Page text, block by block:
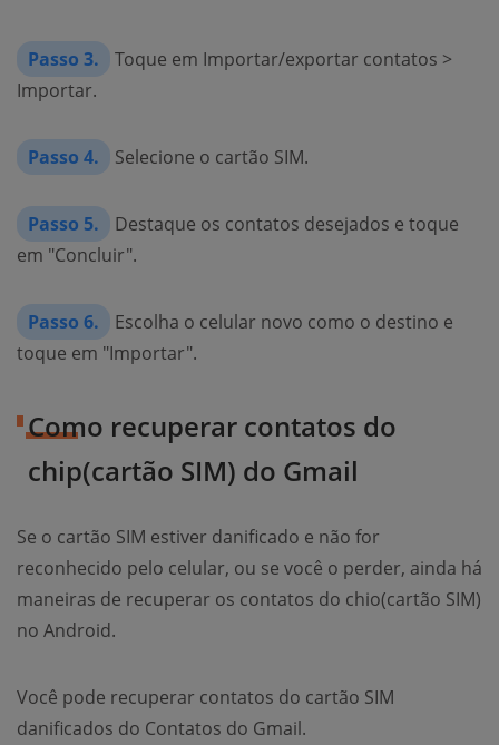
Passo 3.
Toque em Importar/exportar contatos >
Importar.
Passo 4. Selecione o cartão SIM.
Passo 5.
Destaque os contatos desejados e toque
em "Concluir".
Passo 6.
Escolha o celular novo como o destino e
toque em "Importar".
Como recuperar contatos do
chip(cartão SIM) do Gmail
Se o cartão SIM estiver danificado e não for
reconhecido pelo celular, ou se você o perder, ainda há
maneiras de recuperar os contatos do chio(cartão SIM)
no Android.
Você pode recuperar contatos do cartão SIM
danificados do Contatos do Gmail.